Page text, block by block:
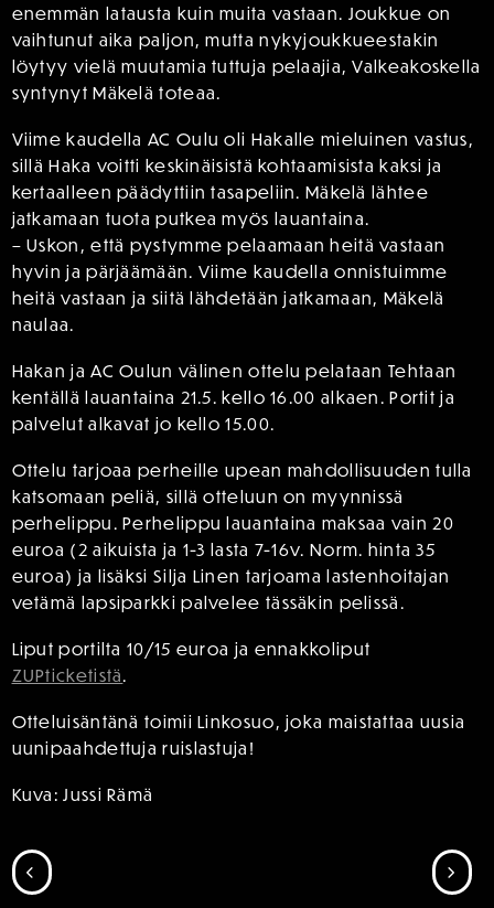
enemmän latausta kuin muita vastaan. Joukkue on
vaihtunut aika paljon, mutta nykyjoukkueestakin
löytyy vielä muutamia tuttuja pelaajia, Valkeakoskella
syntynyt Mäkelä toteaa.
Viime kaudella AC Oulu oli Hakalle mieluinen vastus,
sillä Haka voitti keskinäisistä kohtaamisista kaksi ja
kertaalleen päädyttiin tasapeliin. Mäkelä lähtee
jatkamaan tuota putkea myös lauantaina.
– Uskon, että pystymme pelaamaan heitä vastaan
hyvin ja pärjäämään. Viime kaudella onnistuimme
heitä vastaan ja siitä lähdetään jatkamaan, Mäkelä
naulaa.
Hakan ja AC Oulun välinen ottelu pelataan Tehtaan
kentällä lauantaina 21.5. kello 16.00 alkaen. Portit ja
palvelut alkavat jo kello 15.00.
Ottelu tarjoaa perheille upean mahdollisuuden tulla
katsomaan peliä, sillä otteluun on myynnissä
perhelippu. Perhelippu lauantaina maksaa vain 20
euroa (2 aikuista ja 1-3 lasta 7-16v. Norm. hinta 35
euroa) ja lisäksi Silja Linen tarjoama lastenhoitajan
vetämä lapsiparkki palvelee tässäkin pelissä.
Liput portilta 10/15 euroa ja ennakkoliput
ZUPticketistä.
Otteluisäntänä toimii Linkosuo, joka maistattaa uusia
uunipaahdettuja ruislastuja!
Kuva: Jussi Rämä
SIIRRY EDELLISEEN